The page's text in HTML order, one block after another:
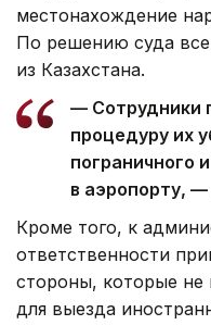
местонахождение
По решению суда
из Казахстана.
— Сотрудники
процедуру их
пограничного
в аэропорту,
Кроме того, к
ответственности
стороны, которые не
для выезда